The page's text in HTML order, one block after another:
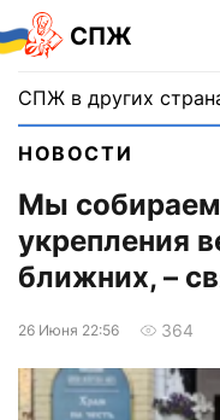
СПЖ
СПЖ в других
НОВОСТИ
Мы
укрепления
ближних, –
26 Июня 22:56 364